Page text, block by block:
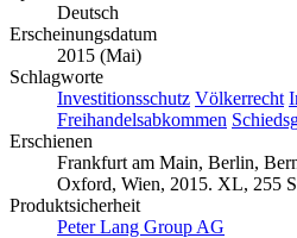
Deutsch
Erscheinungsdatum
2015 (Mai)
Schlagworte
Investitionsschutz Völkerrecht
Freihandelsabkommen
Erschienen
Frankfurt am Main, Berlin,
Oxford, Wien, 2015. XL, 255
Produktsicherheit
Peter Lang Group AG